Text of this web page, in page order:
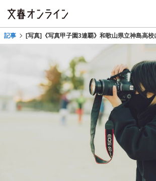
記事 [写真]《写真甲子園3連覇》和歌山県立神島高